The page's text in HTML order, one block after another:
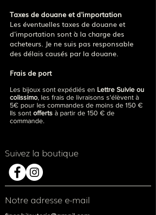
Taxes de douane et d'importation
Les éventuelles taxes de douane et
d'importation sont à la charge des
acheteurs. Je ne suis pas responsable
des délais causés par la douane.
Frais de port
Les bijoux sont expédiés en Lettre Suivie ou
colissimo, les frais de livraisons s'élèvent à
5€ pour les commandes de moins de 150 €
Ils sont offerts à partir de 150 € de
commande.
Suivez la boutique
Notre adresse e-mail